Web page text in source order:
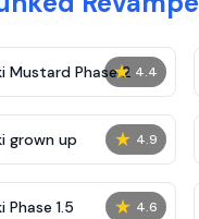
★ 4.4
Mustard Phase 2
★ 4.9
grown up
★ 4.6
Phase 1.5